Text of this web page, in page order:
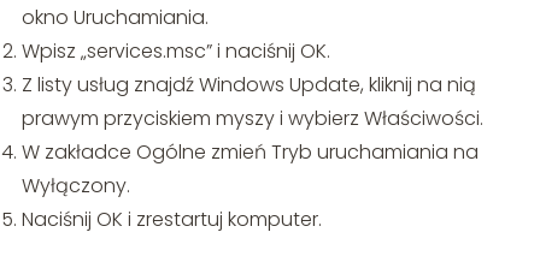
okno Uruchamiania.
Wpisz „services.msc” i naciśnij OK.
Z listy usług znajdź Windows Update, kliknij na nią
prawym przyciskiem myszy i wybierz Właściwości.
W zakładce Ogólne zmień Tryb uruchamiania na
Wyłączony.
Naciśnij OK i zrestartuj komputer.